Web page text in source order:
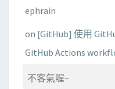
ephrain
on [GitHub] 使用
GitHub Actions
不客氣喔~